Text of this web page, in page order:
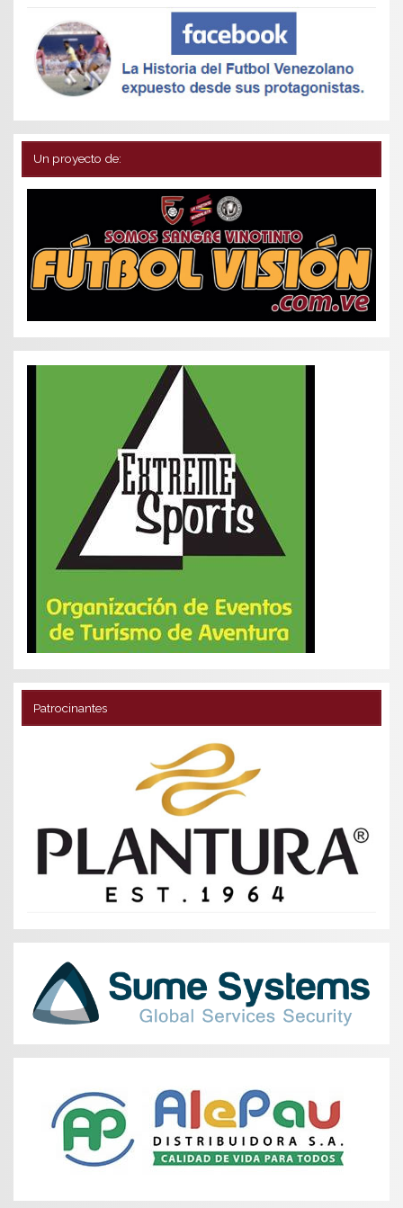
Un proyecto de:
Patrocinantes